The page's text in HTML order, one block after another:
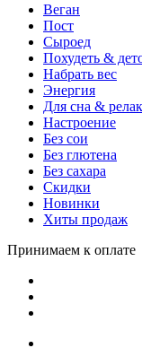
Веган
Пост
Сыроед
Похудеть &
Набрать вес
Энергия
Для сна &
Настроение
Без сои
Без глютена
Без сахара
Скидки
Новинки
Хиты продаж
Принимаем к оплате